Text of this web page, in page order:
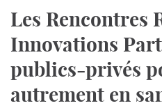
Les Rencontres
Innovations
publics-privés
autrement en